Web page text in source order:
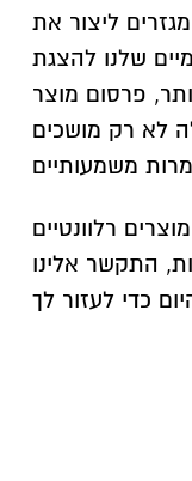
ליצור את
שלנו להצגת
פרסום מוצר
לא רק מושכים
רלוונטיים
התקשר אלינו